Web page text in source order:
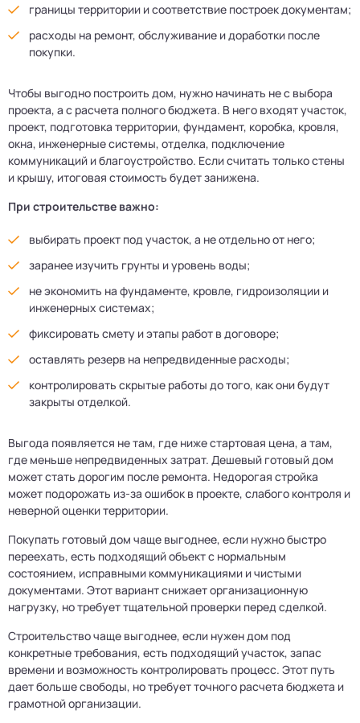
границы территории и соответствие построек документам;
расходы на ремонт, обслуживание и доработки после
покупки.
Чтобы выгодно построить дом, нужно начинать не с выбора
проекта, а с расчета полного бюджета. В него входят участок,
проект, подготовка территории, фундамент, коробка, кровля,
окна, инженерные системы, отделка, подключение
коммуникаций и благоустройство. Если считать только стены
и крышу, итоговая стоимость будет занижена.
При строительстве важно:
выбирать проект под участок, а не отдельно от него;
заранее изучить грунты и уровень воды;
не экономить на фундаменте, кровле, гидроизоляции и
инженерных системах;
фиксировать смету и этапы работ в договоре;
оставлять резерв на непредвиденные расходы;
контролировать скрытые работы до того, как они будут
закрыты отделкой.
Выгода появляется не там, где ниже стартовая цена, а там,
где меньше непредвиденных затрат. Дешевый готовый дом
может стать дорогим после ремонта. Недорогая стройка
может подорожать из-за ошибок в проекте, слабого контроля и
неверной оценки территории.
Покупать готовый дом чаще выгоднее, если нужно быстро
переехать, есть подходящий объект с нормальным
состоянием, исправными коммуникациями и чистыми
документами. Этот вариант снижает организационную
нагрузку, но требует тщательной проверки перед сделкой.
Строительство чаще выгоднее, если нужен дом под
конкретные требования, есть подходящий участок, запас
времени и возможность контролировать процесс. Этот путь
дает больше свободы, но требует точного расчета бюджета и
грамотной организации.